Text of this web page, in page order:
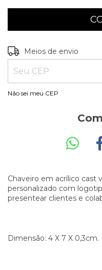
Entregas para o CEP:
Meios de envio
Não sei meu CEP
Chaveiro em acrílico
personalizado com
presentear clientes e
Dimensão: 4 X 7 X 0,3cm.